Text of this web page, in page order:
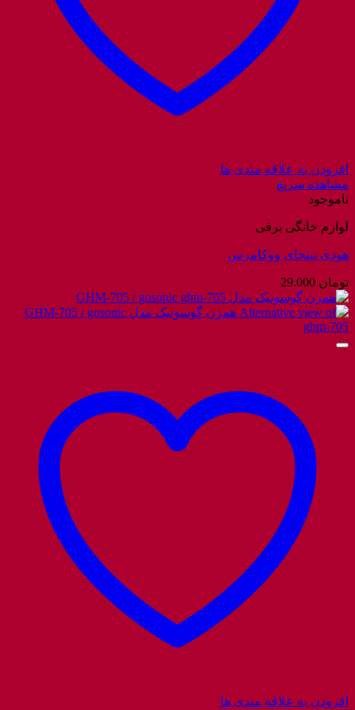
افزودن به علاقه مندی ها
مشاهده سریع
ناموجود
لوازم خانگی برقی
هودی نینجای ووکامرس
تومان
افزودن به علاقه مندی ها